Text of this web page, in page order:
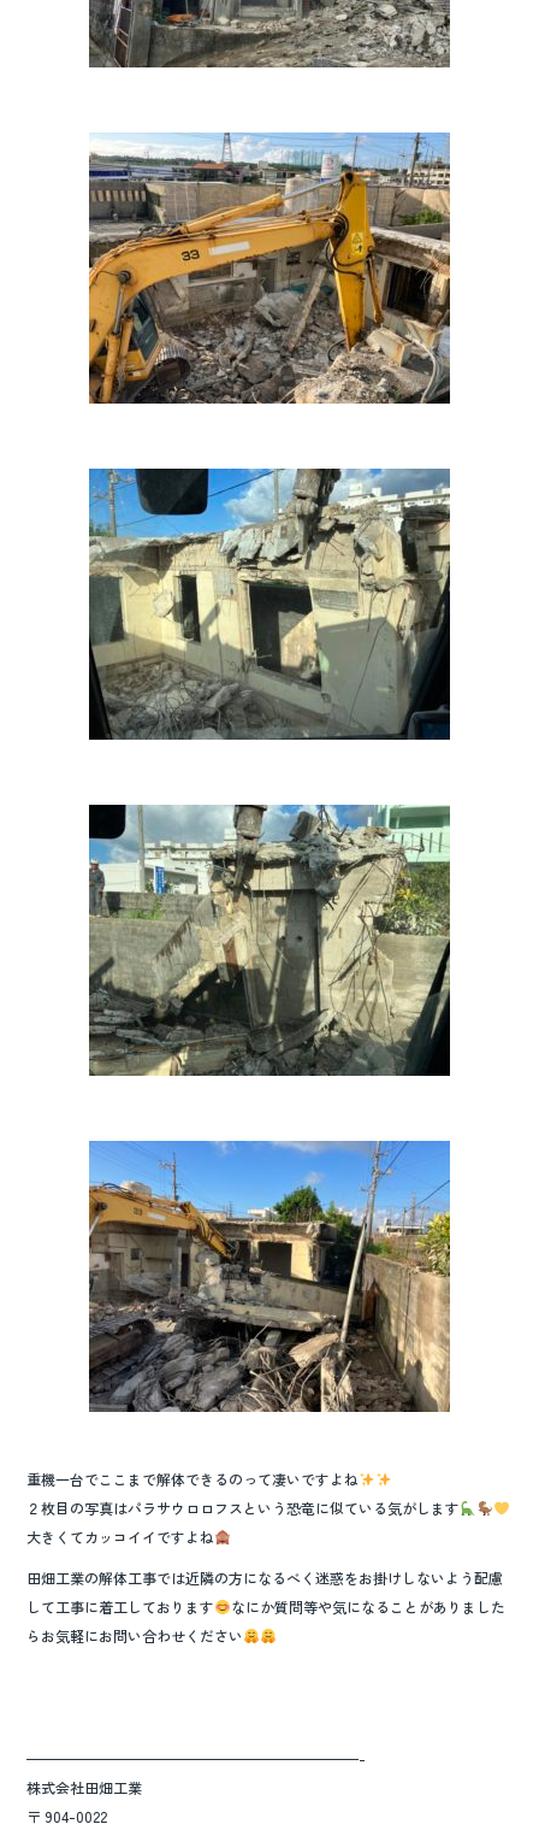
重機一台でここまで解体できるのって凄いですよね
２枚目の写真はパラサウロロフスという恐竜に似ている気がします
大きくてカッコイイですよね
田畑工業の解体工事では近隣の方になるべく迷惑をお掛けしないよう配慮
して工事に着工しております
なにか質問等や気になることがありました
らお気軽にお問い合わせください
———————————————————————-
株式会社田畑工業
〒 904-0022